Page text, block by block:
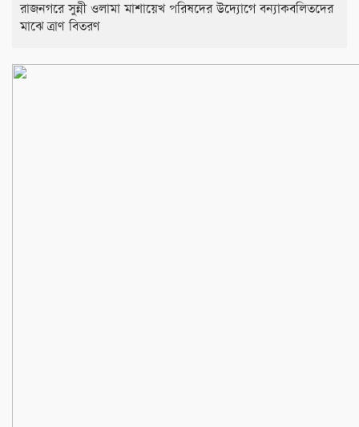
রাজনগরে সুন্নী ওলামা মাশায়েখ পরিষদের উদ্যোগে বন্যাকবলিতদের
মাঝে ত্রাণ বিতরণ